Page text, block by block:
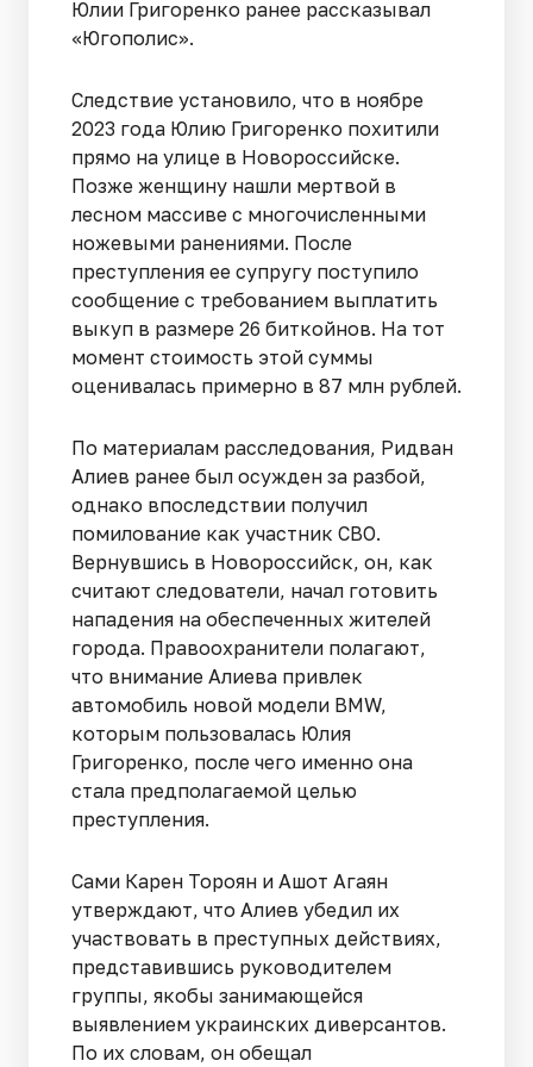
Юлии Григоренко ранее рассказывал
«Югополис».
Следствие установило, что в ноябре
2023 года Юлию Григоренко похитили
прямо на улице в Новороссийске.
Позже женщину нашли мертвой в
лесном массиве с многочисленными
ножевыми ранениями. После
преступления ее супругу поступило
сообщение с требованием выплатить
выкуп в размере 26 биткойнов. На тот
момент стоимость этой суммы
оценивалась примерно в 87 млн рублей.
По материалам расследования, Ридван
Алиев ранее был осужден за разбой,
однако впоследствии получил
помилование как участник СВО.
Вернувшись в Новороссийск, он, как
считают следователи, начал готовить
нападения на обеспеченных жителей
города. Правоохранители полагают,
что внимание Алиева привлек
автомобиль новой модели BMW,
которым пользовалась Юлия
Григоренко, после чего именно она
стала предполагаемой целью
преступления.
Сами Карен Тороян и Ашот Агаян
утверждают, что Алиев убедил их
участвовать в преступных действиях,
представившись руководителем
группы, якобы занимающейся
выявлением украинских диверсантов.
По их словам, он обещал